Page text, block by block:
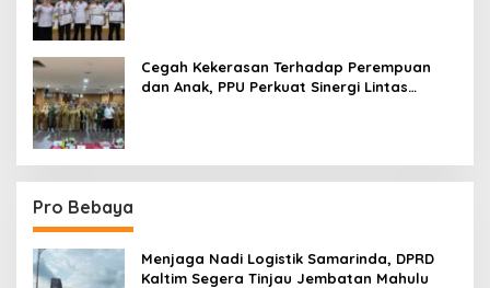
Cegah Kekerasan Terhadap Perempuan
dan Anak, PPU Perkuat Sinergi Lintas
Pro Bebaya
Menjaga Nadi Logistik Samarinda, DPRD
Kaltim Segera Tinjau Jembatan Mahulu